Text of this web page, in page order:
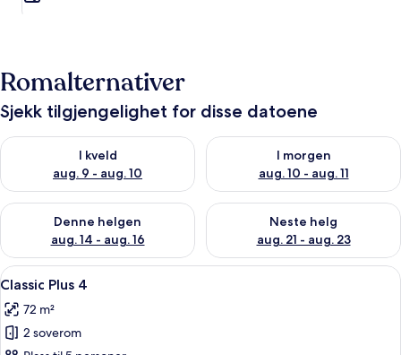
Romalternativer
Sjekk tilgjengelighet for disse datoene
I kveld
aug. 9 - aug. 10
Sjekk tilgjengelighet for i kveld, aug. 9 - aug. 10
I morgen
aug. 10 - aug. 11
Sjekk tilgjengelighet for i
Denne helgen
aug. 14 - aug. 16
Sjekk tilgjengelighet for denne helgen, aug. 14 - aug. 16
Neste helg
aug. 21 - aug. 23
Sjekk tilgjengelighet for
Åpne
alle
bildene
av
8
Classic Plus 4
72 m²
2 soverom